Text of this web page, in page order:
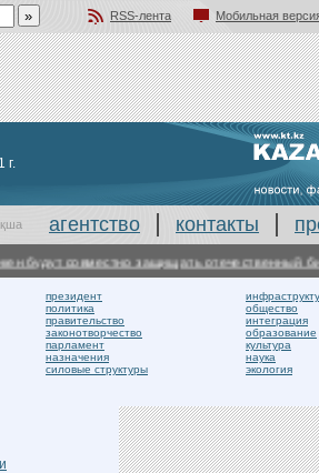
RSS-лента
Мобильная
г.
агентство контакты
защищать отечественный бизнес
президент
политика
правительство
законотворчество
парламент
назначения
силовые структуры
общество
интеграция
образование
культура
наука
экология